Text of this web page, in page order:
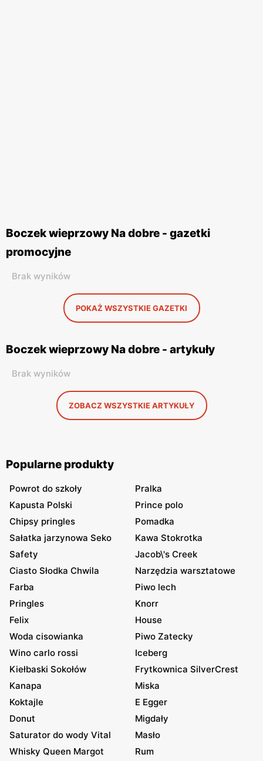
Boczek wieprzowy Na dobre - gazetki
promocyjne
Brak wyników
POKAŻ WSZYSTKIE GAZETKI
Boczek wieprzowy Na dobre - artykuły
Brak wyników
ZOBACZ WSZYSTKIE ARTYKUŁY
Popularne produkty
Powrot do szkoły
Pralka
Kapusta Polski
Prince polo
Chipsy pringles
Pomadka
Sałatka jarzynowa Seko
Kawa Stokrotka
Safety
Jacob\'s Creek
Ciasto Słodka Chwila
Narzędzia warsztatowe
Farba
Piwo lech
Pringles
Knorr
Felix
House
Woda cisowianka
Piwo Zatecky
Wino carlo rossi
Iceberg
Kiełbaski Sokołów
Frytkownica SilverCrest
Kanapa
Miska
Koktajle
E Egger
Donut
Migdały
Saturator do wody Vital
Masło
Whisky Queen Margot
Rum